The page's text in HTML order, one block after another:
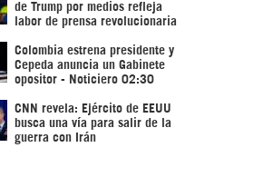
de Trump por medios refleja
labor de prensa revolucionaria
Colombia estrena presidente y
Cepeda anuncia un Gabinete
opositor - Noticiero 02:30
CNN revela: Ejército de EEUU
busca una vía para salir de la
guerra con Irán